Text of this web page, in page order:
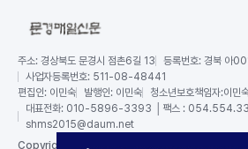
주소: 경상북도 문경시 점촌6길 13 등록번호: 경북 아
사업자등록번호: 511-08-48441
편집인: 이민숙 발행인: 이민숙 청소년보호책임자:이민
대표전화: 010-5896-3393 │팩스 :
shms2015@daum.net
Copyright by 문경매일신문,